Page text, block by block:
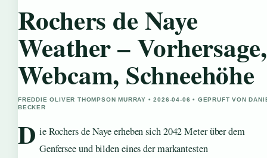
Rochers de Naye
Weather – Vorhersage,
Webcam, Schneehöhe
FREDDIE OLIVER THOMPSON MURRAY • 2026-04-06 • GEPRUFT VON
BECKER
D ie Rochers de Naye erheben sich 2042 Meter über dem
Genfersee und bilden eines der markantesten